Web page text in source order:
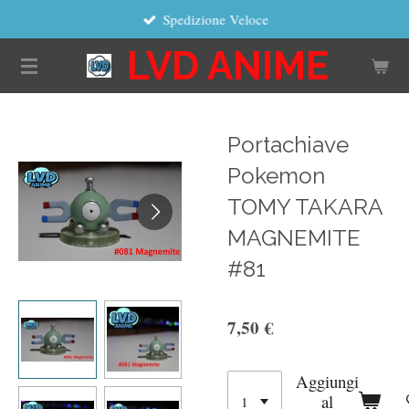
contenuto
principale
LVD ANIME
Spedizione Veloce
Portachiave
Pokemon
TOMY TAKARA
MAGNEMITE
#81
7,50 €
Aggiungi
al